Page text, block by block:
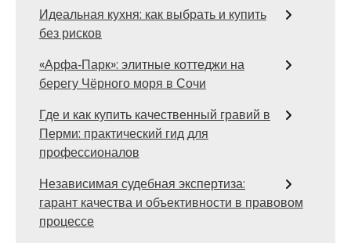
Идеальная кухня: как выбрать и купить
без рисков
«Арфа‑Парк»: элитные коттеджи на
берегу Чёрного моря в Сочи
Где и как купить качественный гравий в
Перми: практический гид для
профессионалов
Независимая судебная экспертиза:
гарант качества и объективности в правовом
процессе